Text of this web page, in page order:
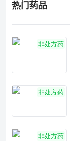
热门药品
非处方药
非处方药
非处方药